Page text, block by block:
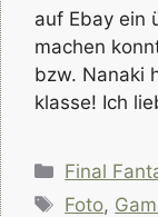
auf Ebay ein
machen
bzw. Nanaki
klasse! Ich
Final
Foto,